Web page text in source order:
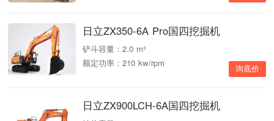
日立ZX350-6A Pro国四挖掘机
铲斗容量：2.0 m³
额定功率：210 kw/rpm
询底价
日立ZX900LCH-6A国四挖掘机